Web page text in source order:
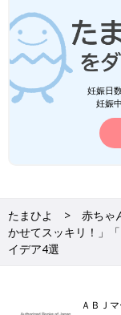
妊娠日
妊娠
たまひよ 赤ちゃ
かせてスッキリ！」
イデア4選
ＡＢＪ